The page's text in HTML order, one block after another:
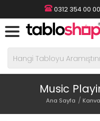
0312 354 00 00
Music
Ana Sayfa